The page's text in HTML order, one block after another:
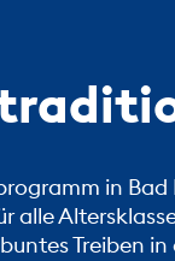
in
alle
Treiben